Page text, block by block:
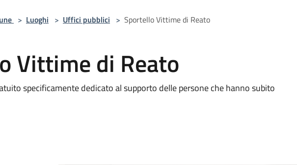
> Luoghi > Uffici pubblici > Sportello Vittime di Reato
Vittime di Reato
specificamente dedicato al supporto delle persone che hanno subito